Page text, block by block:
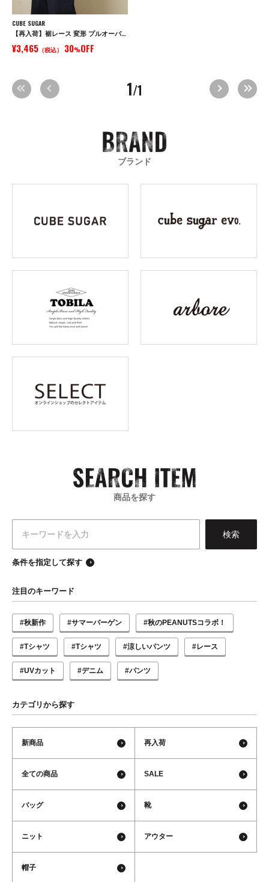
CUBE SUGAR
【再入荷】裾レース 変形 プルオーバー Tシャツ
¥3,465 （税込） 30%OFF
1/1
ブランド
商品を探す
条件を指定して探す
注目のキーワード
#秋新作 #サマーバーゲン #秋のPEANUTSコラボ！
#Tシャツ #Tシャツ #涼しいパンツ #レース
#UVカット #デニム #パンツ
カテゴリから探す
新商品 再入荷
全ての商品 SALE
バッグ 靴
ニット アウター
帽子